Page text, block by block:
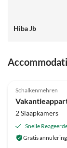
Hiba Jb
Schalkenmehren
2 Slaapkamers
Snelle
Gratis annulering